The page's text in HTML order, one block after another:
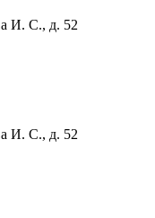
И. С., д. 52
И. С., д. 52